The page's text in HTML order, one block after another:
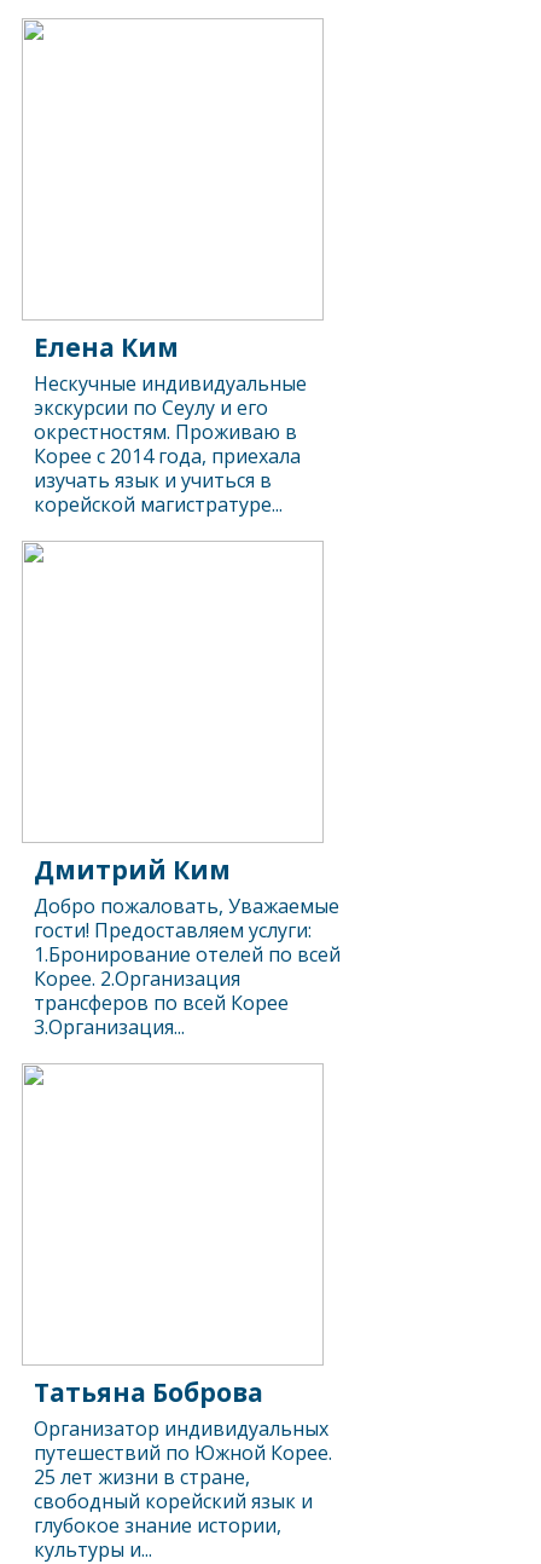
Елена Ким
Нескучные индивидуальные
экскурсии по Сеулу и его
окрестностям. Проживаю в
Корее с 2014 года, приехала
изучать язык и учиться в
корейской магистратуре...
Дмитрий Ким
Добро пожаловать, Уважаемые
гости! Предоставляем услуги:
1.Бронирование отелей по всей
Корее. 2.Организация
трансферов по всей Корее
3.Организация...
Татьяна Боброва
Организатор индивидуальных
путешествий по Южной Корее.
25 лет жизни в стране,
свободный корейский язык и
глубокое знание истории,
культуры и...